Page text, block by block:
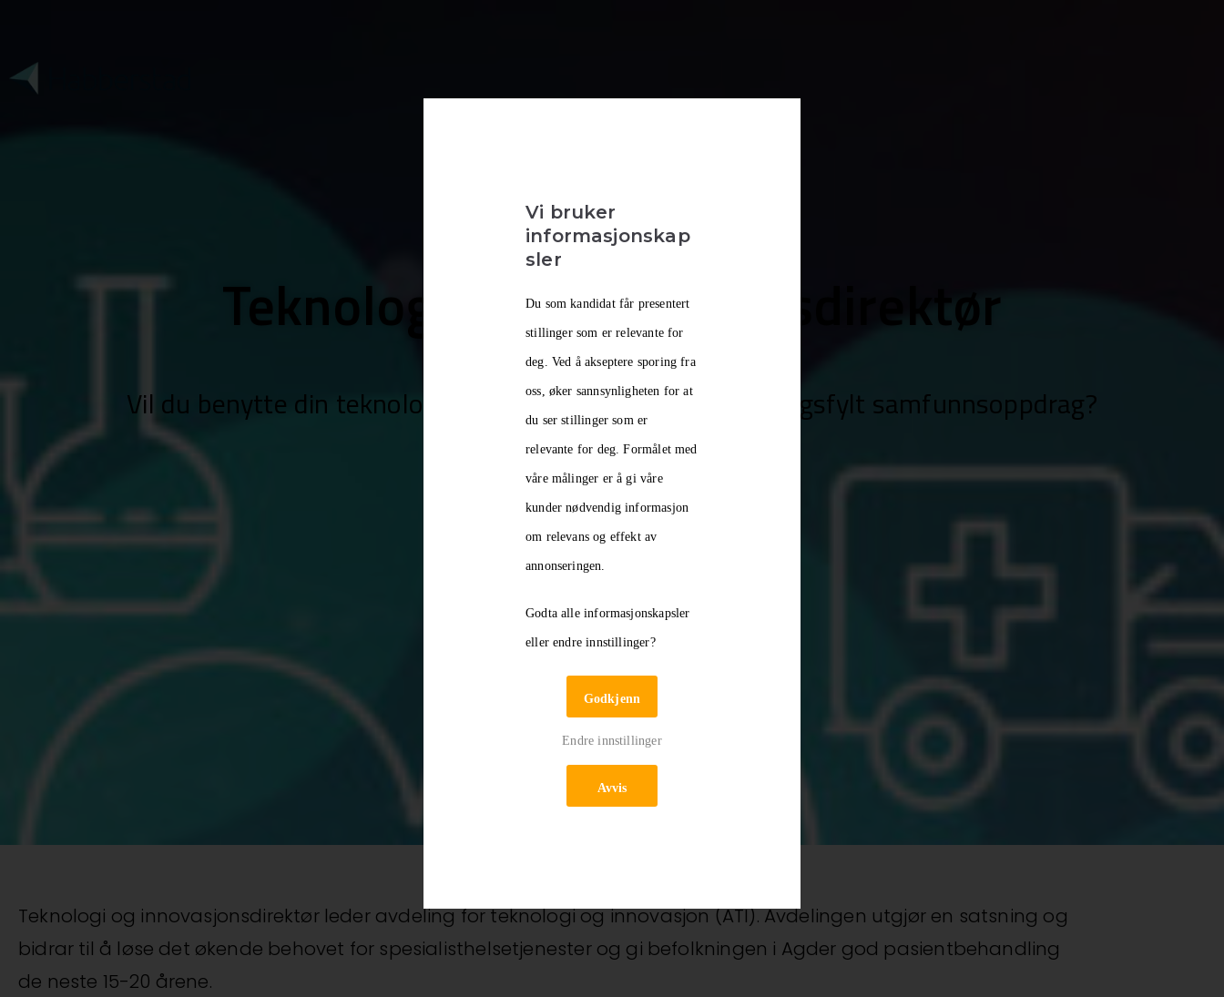
Vi bruker
informasjonskap
sler
Du som kandidat får presentert
stillinger som er relevante for
deg. Ved å akseptere sporing fra
oss, øker sannsynligheten for at
du ser stillinger som er
relevante for deg. Formålet med
våre målinger er å gi våre
kunder nødvendig informasjon
om relevans og effekt av
annonseringen.
Godta alle informasjonskapsler
eller endre innstillinger?
Godkjenn
Endre innstillinger
Avvis
Teknologi og innovasjonsdirektør
Vil du benytte din teknologikompetanse til et svært meningsfylt samfunnsoppdrag?
Les mer
Teknologi og innovasjonsdirektør leder avdeling for teknologi og innovasjon (ATI). Avdelingen utgjør en satsning og
bidrar til å løse det økende behovet for spesialisthelsetjenester og gi befolkningen i Agder god pasientbehandling
de neste 15-20 årene.